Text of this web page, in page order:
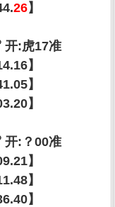
26】
开:虎17准
】
】
】
开:？00准
】
】
】